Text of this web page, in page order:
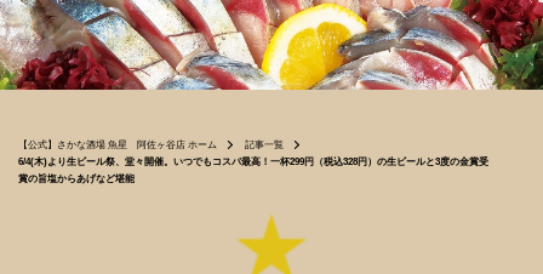
【公式】さかな酒場 魚星 阿佐ヶ谷店 ホーム
記事一覧
6/4(木)より生ビール祭、堂々開催。いつでもコスパ最高！一杯299円（税込328円）の生ビールと3度の金賞受
賞の旨塩からあげなど堪能